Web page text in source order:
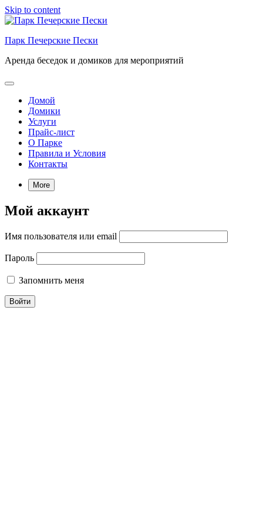
Skip to content
Парк Печерские Пески
Аренда беседок и домиков для мероприятий
Домой
Домики
Услуги
Прайс-лист
О Парке
Правила и Условия
Контакты
More
Мой аккаунт
Имя пользователя или email
Пароль
Запомнить меня